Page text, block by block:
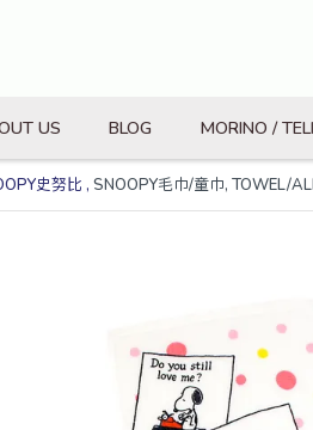
US BLOG MORINO /
史努比 , SNOOPY毛巾/童巾, TOWEL/